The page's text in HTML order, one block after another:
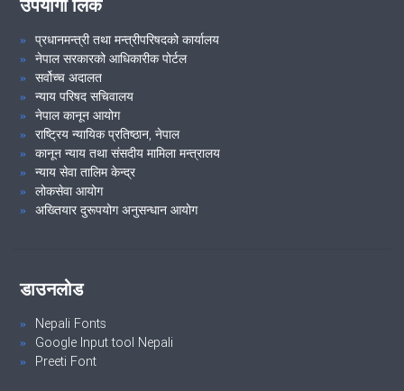
२१औं निजामती सेवा दिवस, २०८१ शुभकामना आदान-प्रदान समारोह तथा कदर
पत्र वितरण कार्यक्रम ।
VIEW ALL
उपयोगी लिंक
प्रधानमन्त्री तथा मन्त्रीपरिषदको कार्यालय
नेपाल सरकारको आधिकारीक पोर्टल
सर्वोच्च अदालत
न्याय परिषद सचिवालय
नेपाल कानून आयोग
राष्ट्रिय न्यायिक प्रतिष्ठान, नेपाल
कानून न्याय तथा संसदीय मामिला मन्त्रालय
न्याय सेवा तालिम केन्द्र
लोकसेवा आयोग
अख्तियार दुरूपयोग अनुसन्धान आयोग
डाउनलोड
Nepali Fonts
Google Input tool Nepali
Preeti Font